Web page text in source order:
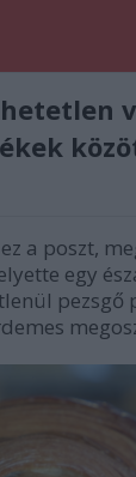
a poszt,
egy
pezsgő